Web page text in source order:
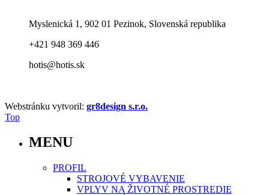
Myslenická 1, 902 01 Pezinok, Slovenská republika
+421 948 369 446
hotis@hotis.sk
Webstránku vytvoril: gr8design s.r.o.
Top
MENU
PROFIL
STROJOVÉ VYBAVENIE
VPLYV NA ŽIVOTNÉ PROSTREDIE